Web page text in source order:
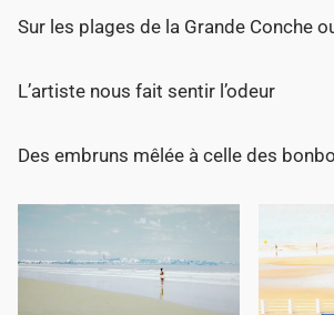
Sur les plages de la Grande Conche
L’artiste nous fait sentir l’odeur
Des embruns mêlée à celle des